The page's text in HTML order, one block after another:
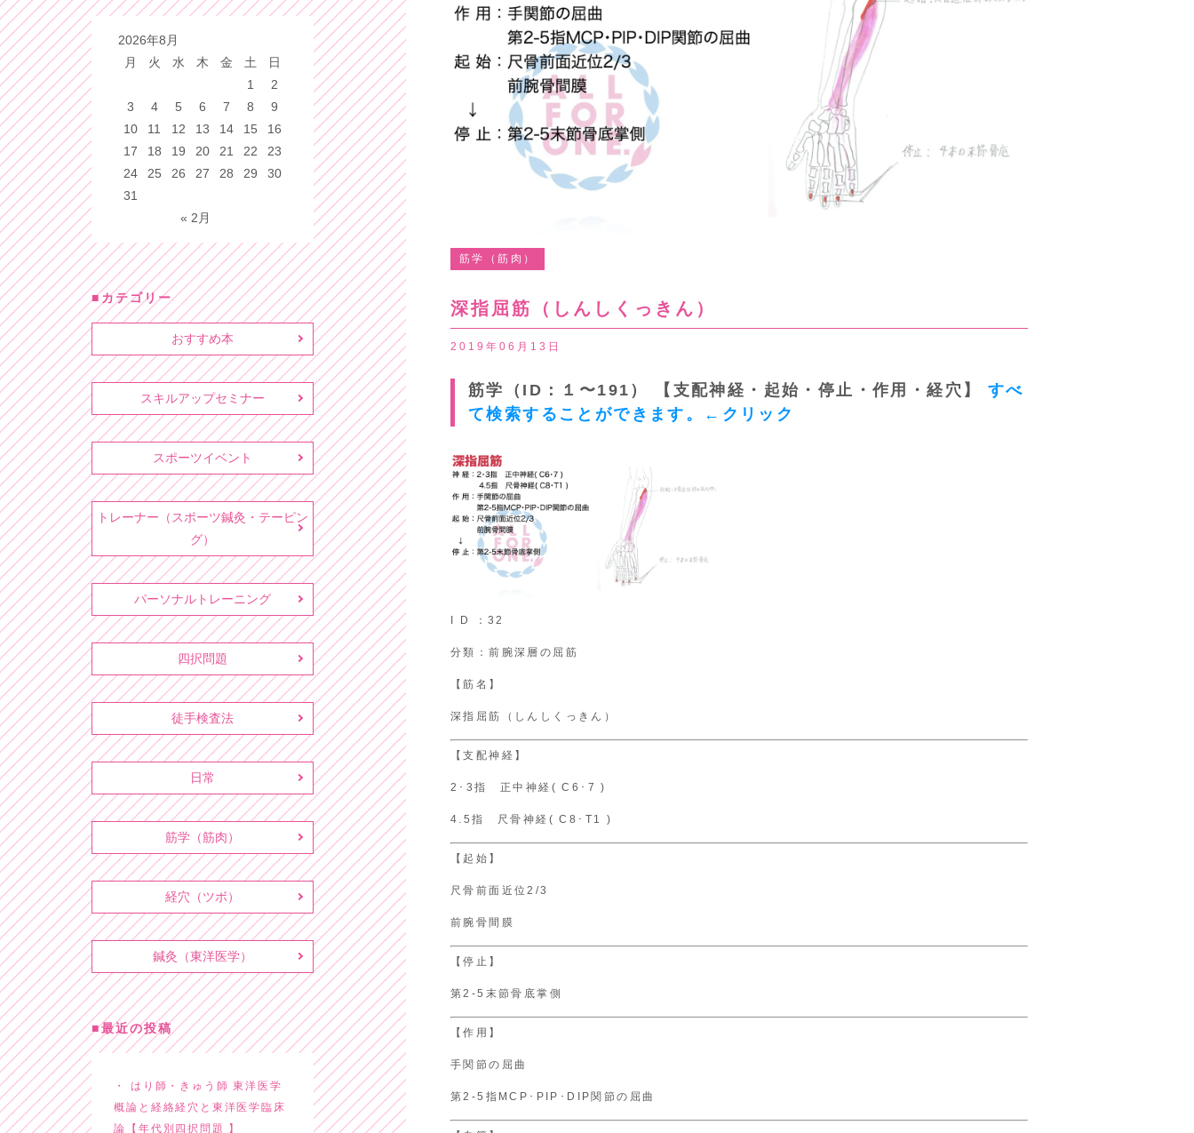
筋学（筋肉）
深指屈筋（しんしくっきん）
2019年06月13日
筋学（ID：１〜191） 【支配神経・起始・停止・作用・経穴】 すべ
て検索することができます。←クリック
I D ：32
分類：前腕深層の屈筋
【筋名】
深指屈筋（しんしくっきん）
【支配神経】
2･3指 正中神経( C6･7 )
4.5指 尺骨神経( C8･T1 )
【起始】
尺骨前面近位2/3
前腕骨間膜
【停止】
第2-5末節骨底掌側
【作用】
手関節の屈曲
第2-5指MCP･PIP･DIP関節の屈曲
2026年8月
月
火 水 木 金 土
日
1
2
3
4 5 6 7 8
9
10
11 12 13 14 15
16
17
18 19 20 21 22
23
24
25 26 27 28 29
30
31
« 2月
カテゴリー
おすすめ本
スキルアップセミナー
スポーツイベント
トレーナー（スポーツ鍼灸・テーピン
グ）
パーソナルトレーニング
四択問題
徒手検査法
日常
筋学（筋肉）
経穴（ツボ）
鍼灸（東洋医学）
最近の投稿
はり師・きゅう師 東洋医学
概論と経絡経穴と東洋医学臨床
論【年代別四択問題 】